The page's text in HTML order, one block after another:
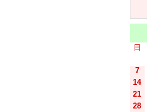
日
7
14
21
28